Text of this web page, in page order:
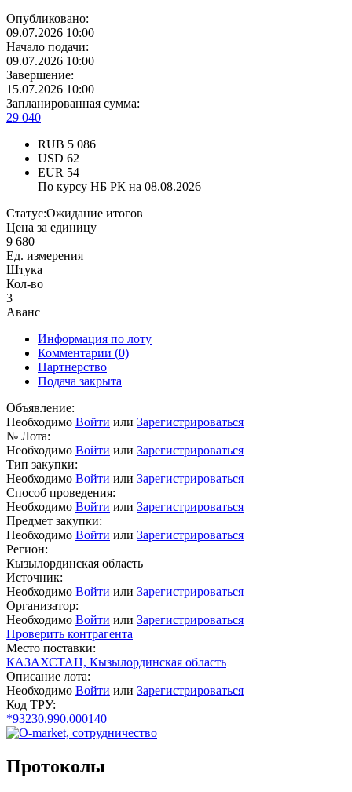
Опубликовано:
09.07.2026 10:00
Начало подачи:
09.07.2026 10:00
Завершение:
15.07.2026 10:00
Запланированная сумма:
29 040
RUB 5 086
USD 62
EUR 54
По курсу НБ РК на 08.08.2026
Статус:Ожидание итогов
Цена за единицу
9 680
Ед. измерения
Штука
Кол-во
3
Аванс
Информация по лоту
Комментарии (0)
Партнерство
Подача закрыта
Объявление:
Необходимо Войти или Зарегистрироваться
№ Лота:
Необходимо Войти или Зарегистрироваться
Тип закупки:
Необходимо Войти или Зарегистрироваться
Способ проведения:
Необходимо Войти или Зарегистрироваться
Предмет закупки:
Необходимо Войти или Зарегистрироваться
Регион:
Кызылординская область
Источник:
Необходимо Войти или Зарегистрироваться
Организатор:
Необходимо Войти или Зарегистрироваться
Проверить контрагента
Место поставки:
КАЗАХСТАН, Кызылординская область
Описание лота:
Необходимо Войти или Зарегистрироваться
Код ТРУ:
*93230.990.000140
Протоколы